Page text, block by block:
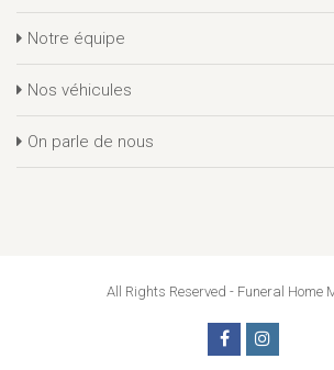
Notre équipe
Nos véhicules
On parle de nous
All Rights Reserved - Funeral Home